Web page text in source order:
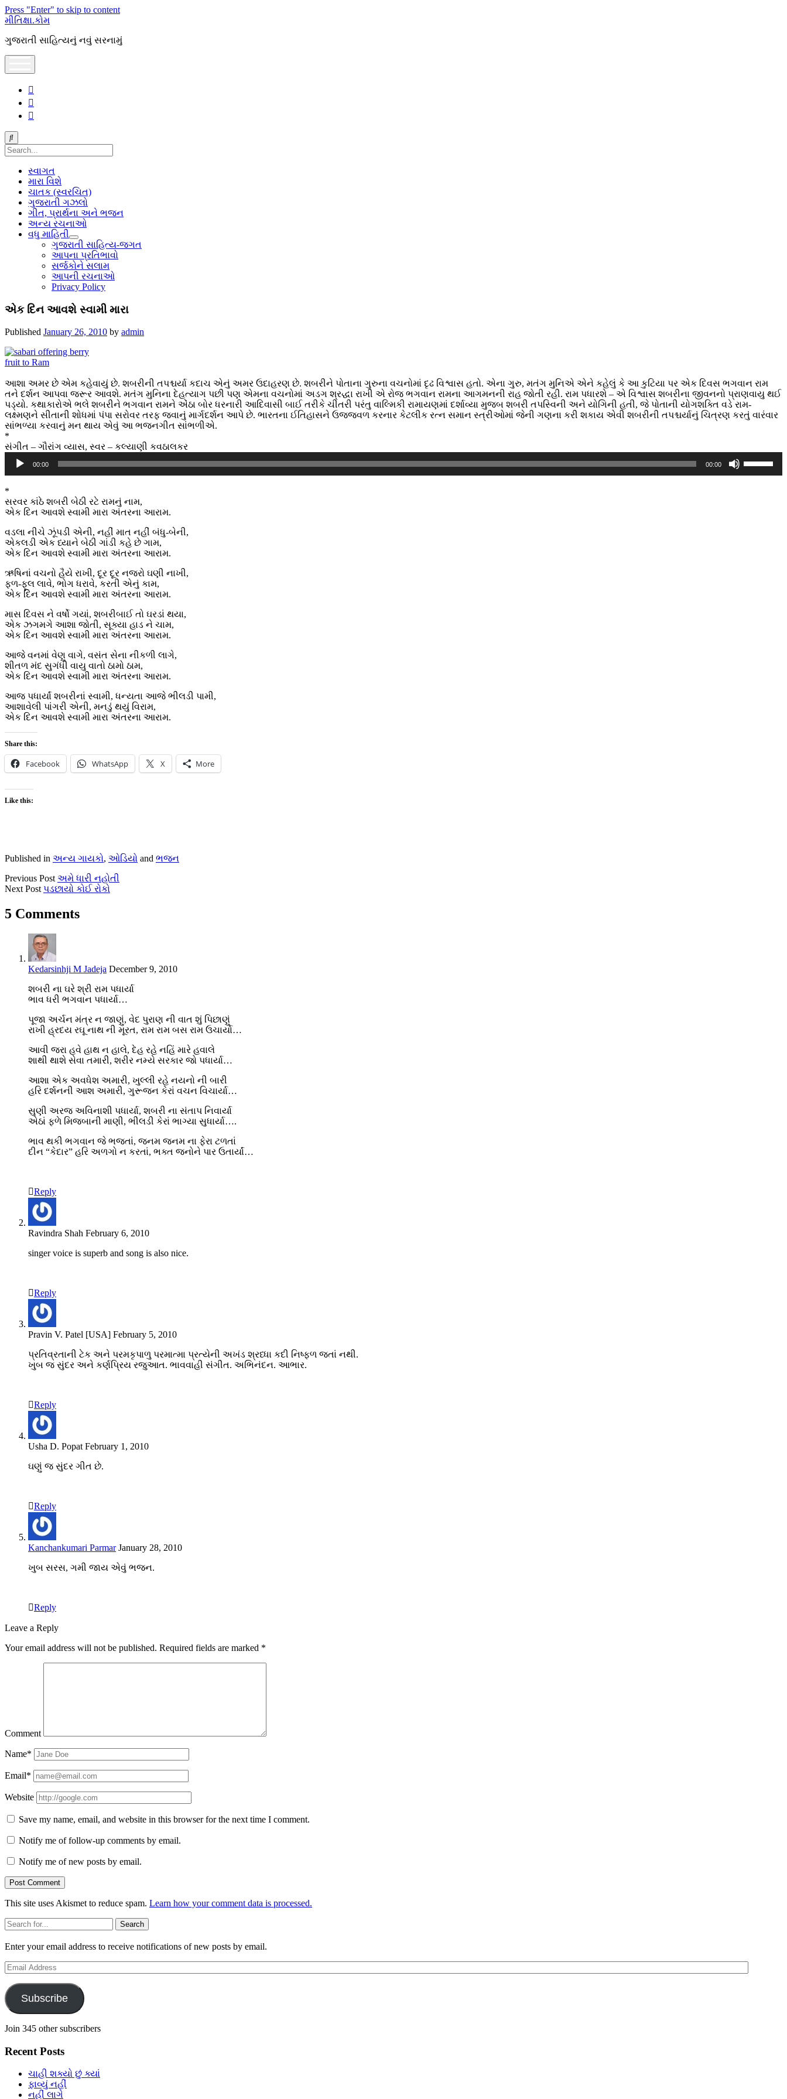
Press "Enter" to skip to content
મીતિક્ષા.કોમ
ગુજરાતી સાહિત્યનું નવું સરનામું
Search
સ્વાગત
મારા વિશે
ચાતક (સ્વરચિત)
ગુજરાતી ગઝલો
ગીત, પ્રાર્થના અને ભજન
અન્ય રચનાઓ
વધુ માહિતી
open
dropdown
menu
ગુજરાતી સાહિત્ય-જગત
આપના પ્રતિભાવો
સર્જકોને સલામ
આપની રચનાઓ
Privacy Policy
એક દિન આવશે સ્વામી મારા
Published January 26, 2010 by admin
આશા અમર છે એમ કહેવાયું છે. શબરીની તપશ્ચર્યા કદાચ એનું અમર ઉદાહરણ છે. શબરીને પોતાના ગુરુના વચનોમાં દૃઢ વિશ્વાસ હતો. એના ગુરુ, મતંગ મુનિએ એને કહેલું કે આ કુટિયા પર એક દિવસ ભગવાન રામ
તને દર્શન આપવા જરૂર આવશે. મતંગ મુનિના દેહત્યાગ પછી પણ એમના વચનોમાં અડગ શ્રદ્ધા રાખી એ રોજ ભગવાન રામના આગમનની રાહ જોતી રહી. રામ પધારશે – એ વિશ્વાસ શબરીના જીવનનો પ્રાણવાયુ થઈ
પડ્યો. કથાકારોએ ભલે શબરીને ભગવાન રામને એંઠા બોર ધરનારી આદિવાસી બાઈ તરીકે ચીતરી પરંતુ વાલ્મિકી રામાયણમાં દર્શાવ્યા મુજબ શબરી તપસ્વિની અને યોગિની હતી, જે પોતાની યોગશક્તિ વડે રામ-
લક્ષ્મણને સીતાની શોધમાં પંપા સરોવર તરફ જવાનું માર્ગદર્શન આપે છે. ભારતના ઈતિહાસને ઉજ્જવળ કરનાર કેટલીક રત્ન સમાન સ્ત્રીઓમાં જેની ગણના કરી શકાય એવી શબરીની તપશ્ચર્યાનું ચિત્રણ કરતું વારંવાર
સાંભળ્યા કરવાનું મન થાય એવું આ ભજનગીત સાંભળીએ.
*
સંગીત – ગૌરાંગ વ્યાસ, સ્વર – કલ્યાણી કવઠાલકર
Audio
Player
00:00 00:00
Up/Down
Arrow
*
સરવર કાંઠે શબરી બેઠી રટે રામનું નામ,
એક દિન આવશે સ્વામી મારા અંતરના આરામ.
વડલા નીચે ઝૂંપડી એની, નહીં માત નહીં બંધુ-બેની,
એકલડી એક ધ્યાને બેઠી ગાંડી કહે છે ગામ,
એક દિન આવશે સ્વામી મારા અંતરના આરામ.
ઋષિનાં વચનો હૈયે રાખી, દૂર દૂર નજરો ઘણી નાખી,
ફળ-ફૂલ લાવે, ભોગ ધરાવે, કરતી એનું કામ,
એક દિન આવશે સ્વામી મારા અંતરના આરામ.
માસ દિવસ ને વર્ષો ગયાં, શબરીબાઈ તો ઘરડાં થયા,
એક ઝગમગે આશા જોતી, સૂક્યા હાડ ને ચામ,
એક દિન આવશે સ્વામી મારા અંતરના આરામ.
આજે વનમાં વેણુ વાગે, વસંત સેના નીકળી લાગે,
શીતળ મંદ સુગંધી વાયુ વાતો ઠામો ઠામ,
એક દિન આવશે સ્વામી મારા અંતરના આરામ.
આજ પધાર્યાં શબરીનાં સ્વામી, ધન્યતા આજે ભીલડી પામી,
આશાવેલી પાંગરી એની, મનડું થયું વિરામ,
એક દિન આવશે સ્વામી મારા અંતરના આરામ.
Share this:
Facebook WhatsApp X More
Like this:
Published in અન્ય ગાયકો, ઓડિયો and ભજન
Previous Post અમે ધારી નહોતી
Next Post પડછાયો કોઈ રોકો
5 Comments
Kedarsinhji M Jadeja December 9, 2010
શબરી ના ઘરે શ્રી રામ પધાર્યા
ભાવ ધરી ભગવાન પધાર્યા…
પૂજા અર્ચન મંત્ર ન જાણું, વેદ પુરાણ ની વાત શું પિછાણું
રાખી હ્રદય રઘૂ નાથ ની મૂરત, રામ રામ બસ રામ ઉચાર્યા…
આવી જરા હવે હાથ ન હાલે, દેહ રહે નહિં મારે હવાલે
શાથી થાશે સેવા તમારી, શરીર નમ્યે સરકાર જો પધાર્યા…
આશા એક અવધેશ અમારી, ખુલ્લી રહે નયનો ની બારી
હરિ દર્શનની આશ અમારી, ગુરૂજન કેરાં વચન વિચાર્યા…
સુણી અરજ અવિનાશી પધાર્યા, શબરી ના સંતાપ નિવાર્યા
એઠાં ફળે મિજબાની માણી, ભીલડી કેરાં ભાગ્યા સુધાર્યા….
ભાવ થકી ભગવાન જે ભજતાં, જનમ જનમ ના ફેરા ટળતાં
દીન “કેદાર” હરિ અળગો ન કરતાં, ભક્ત જનોને પાર ઉતાર્યાં…
Reply
Ravindra Shah February 6, 2010
singer voice is superb and song is also nice.
Reply
Pravin V. Patel [USA] February 5, 2010
પ્રતિવ્રતાની ટેક અને પરમકૃપાળુ પરમાત્મા પ્રત્યેની અખંડ શ્રધ્ધા કદી નિષ્ફળ જતાં નથી.
ખુબ જ સુંદર અને કર્ણપ્રિય રજુઆત. ભાવવાહી સંગીત. અભિનંદન. આભાર.
Reply
Usha D. Popat February 1, 2010
ઘણું જ સુંદર ગીત છે.
Reply
Kanchankumari Parmar January 28, 2010
ખુબ સરસ, ગમી જાય એવું ભજન.
Reply
Leave a Reply
Your email address will not be published. Required fields are marked *
Comment
Name*
Email*
Website
Save my name, email, and website in this browser for the next time I comment.
Notify me of follow-up comments by email.
Notify me of new posts by email.
This site uses Akismet to reduce spam. Learn how your comment data is processed.
Sidebar
Search
Enter your email address to receive notifications of new posts by email.
Email
Address
Subscribe
Join 345 other subscribers
Recent Posts
ચાહી શક્યો છું ક્યાં
ફાવ્યું નહીં
નહીં લાગે